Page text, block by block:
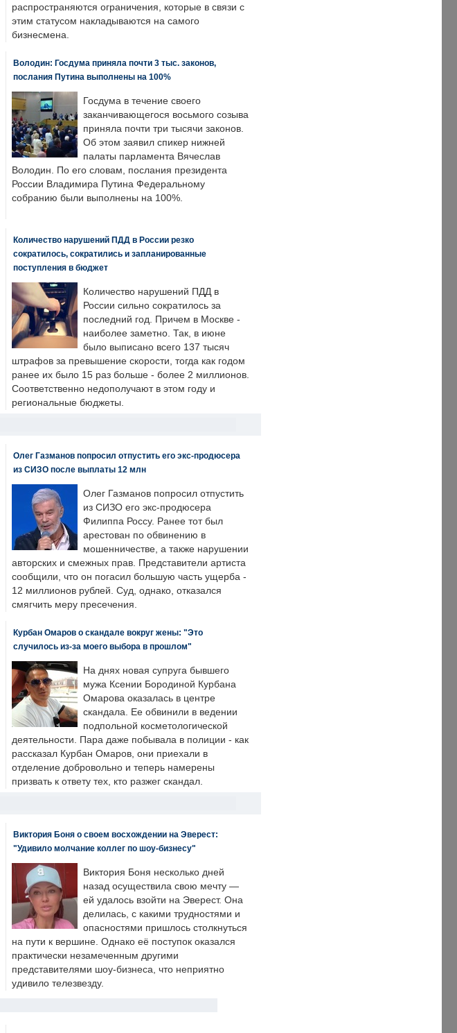
распространяются ограничения, которые в связи с
этим статусом накладываются на самого
бизнесмена.
Володин: Госдума приняла почти 3 тыс. законов,
послания Путина выполнены на 100%
Госдума в течение своего
заканчивающегося восьмого созыва
приняла почти три тысячи законов.
Об этом заявил спикер нижней
палаты парламента Вячеслав
Володин. По его словам, послания президента
России Владимира Путина Федеральному
собранию были выполнены на 100%.
Количество нарушений ПДД в России резко
сократилось, сократились и запланированные
поступления в бюджет
Количество нарушений ПДД в
России сильно сократилось за
последний год. Причем в Москве -
наиболее заметно. Так, в июне
было выписано всего 137 тысяч
штрафов за превышение скорости, тогда как годом
ранее их было 15 раз больше - более 2 миллионов.
Соответственно недополучают в этом году и
региональные бюджеты.
Олег Газманов попросил отпустить его экс-продюсера
из СИЗО после выплаты 12 млн
Олег Газманов попросил отпустить
из СИЗО его экс-продюсера
Филиппа Россу. Ранее тот был
арестован по обвинению в
мошенничестве, а также нарушении
авторских и смежных прав. Представители артиста
сообщили, что он погасил большую часть ущерба -
12 миллионов рублей. Суд, однако, отказался
смягчить меру пресечения.
Курбан Омаров о скандале вокруг жены: "Это
случилось из-за моего выбора в прошлом"
На днях новая супруга бывшего
мужа Ксении Бородиной Курбана
Омарова оказалась в центре
скандала. Ее обвинили в ведении
подпольной косметологической
деятельности. Пара даже побывала в полиции - как
рассказал Курбан Омаров, они приехали в
отделение добровольно и теперь намерены
призвать к ответу тех, кто разжег скандал.
Виктория Боня о своем восхождении на Эверест:
"Удивило молчание коллег по шоу-бизнесу"
Виктория Боня несколько дней
назад осуществила свою мечту —
ей удалось взойти на Эверест. Она
делилась, с какими трудностями и
опасностями пришлось столкнуться
на пути к вершине. Однако её поступок оказался
практически незамеченным другими
представителями шоу-бизнеса, что неприятно
удивило телезвезду.